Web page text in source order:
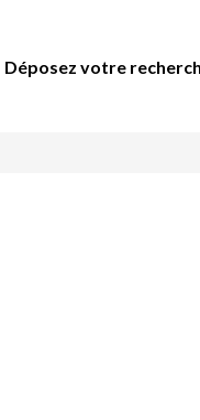
Déposez votre recherche